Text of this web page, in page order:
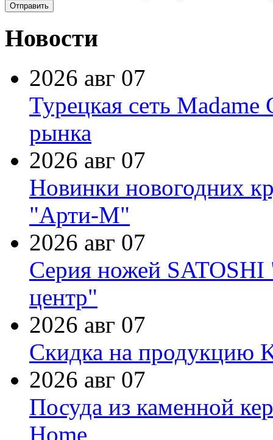
Новости
2026 авг 07
Турецкая сеть Madame
рынка
2026 авг 07
Новинки новогодних
"Арти-М"
2026 авг 07
Серия ножей
центр"
2026 авг 07
Скидка на продукцию
2026 авг 07
Посуда из каменной
Home